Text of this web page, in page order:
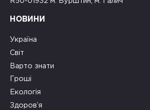
НОВИНИ
Україна
Світ
Варто знати
Гроші
Екологія
Здоров’я